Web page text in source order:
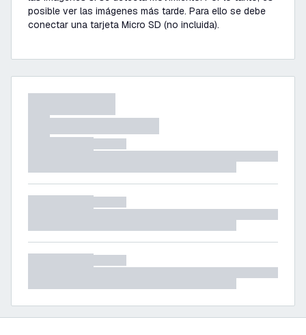
posible ver las imágenes más tarde. Para ello se debe
conectar una tarjeta Micro SD (no incluida).